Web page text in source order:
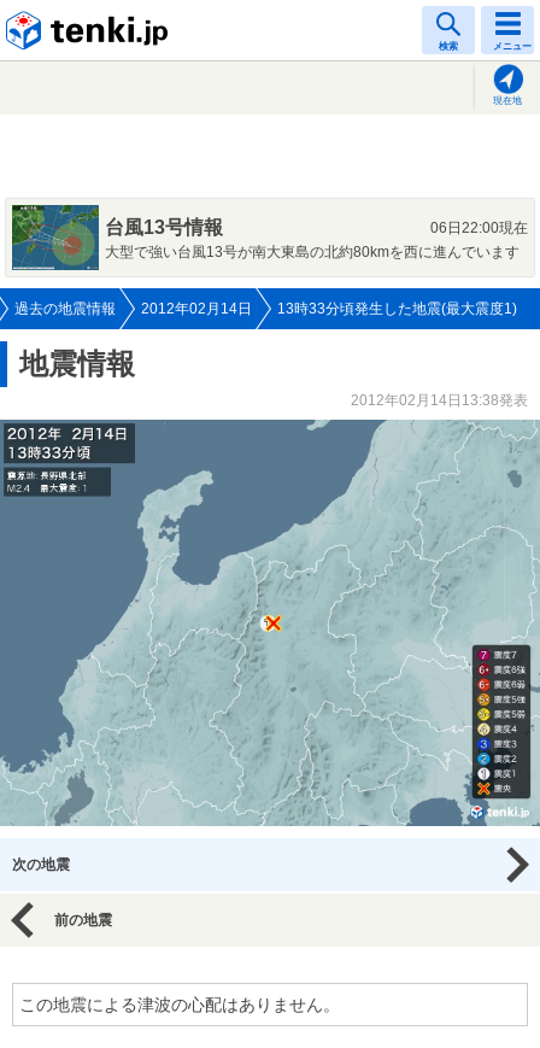
検索 メニュー
現在地
台風13号情報
06日22:00現在
大型で強い台風13号が南大東島の北約80kmを西に進んでいます
過去の地震情報 2012年02月14日 13時33分頃発生した地震(最大震度1)
地震情報
2012年02月14日13:38発表
次の地震
前の地震
この地震による津波の心配はありません。